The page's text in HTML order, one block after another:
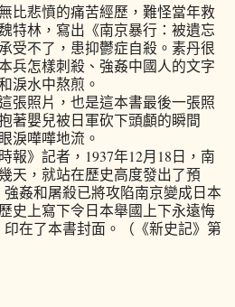
比悲憤的痛苦經歷，難怪當年救
特林，寫出《南京暴行：被遺忘
受不了，患抑鬱症自殺。素丹很
兵怎樣刺殺、強姦中國人的文字
淚水中熬煎。
張照片，也是這本書最後一張照
著嬰兒被日軍砍下頭顱的瞬間
淚嘩嘩地流。
報》記者，1937年12月18日，南
天，就站在歷史高度發出了預
姦和屠殺已將攻陷南京變成日本
上寫下令日本舉國上下永遠悔
在了本書封面。（《新史記》第